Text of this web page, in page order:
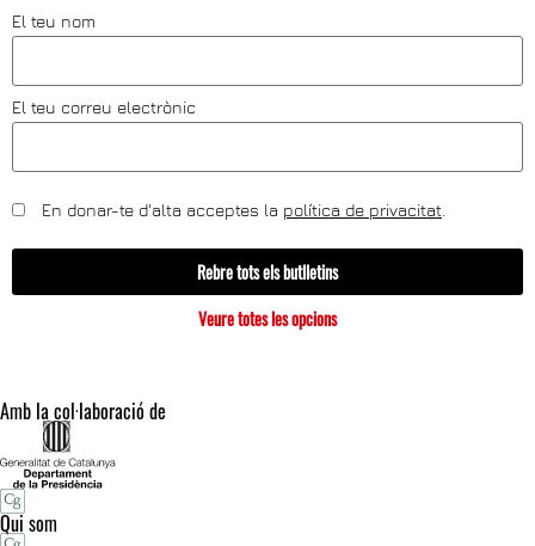
El teu nom
El teu correu electrònic
En donar-te d'alta acceptes la política de privacitat
Rebre tots els butlletins
Veure totes les opcions
Amb la col·laboració de
Qui som